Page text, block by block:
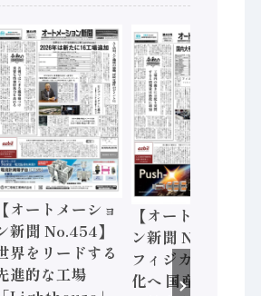
【オートメーショ
新聞 No.454】
界をリードする
進的な工場
【オートメーショ
ン新聞 No.453】
フィジカルAI本格
化へ 国産AI開発